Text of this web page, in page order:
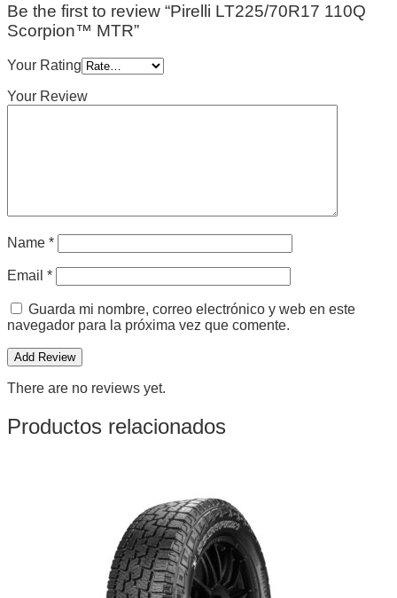
Be the first to review “Pirelli LT225/70R17 110Q
Scorpion™ MTR”
Your Rating
Your Review
Name *
Email *
Guarda mi nombre, correo electrónico y web en este
navegador para la próxima vez que comente.
There are no reviews yet.
Productos relacionados